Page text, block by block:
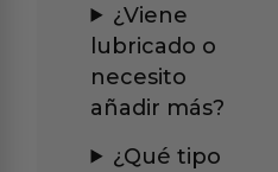
¿Viene
lubricado o
necesito
añadir más?
¿Qué tipo